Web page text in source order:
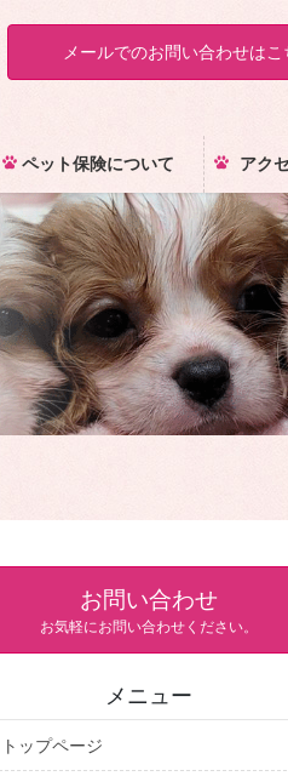
メールでのお問い合わせはこ
ペット保険について アク
お問い合わせ
お気軽にお問い合わせください。
メニュー
トップページ